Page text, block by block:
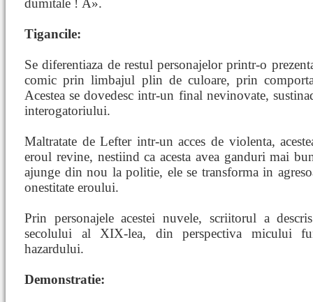
dumitale ! Â».
Tigancile:
Se diferentiaza de restul personajelor printr-o
comic prin limbajul plin de culoare, prin
Acestea se dovedesc intr-un final nevinovate,
interogatoriului.
Maltratate de Lefter intr-un acces de violenta,
eroul revine, nestiind ca acesta avea ganduri mai
ajunge din nou la politie, ele se transforma in
onestitate eroului.
Prin personajele acestei nuvele, scriitorul a
secolului al XIX-lea, din perspectiva micului
hazardului.
Demonstratie: